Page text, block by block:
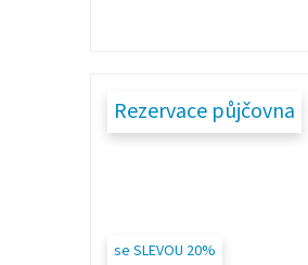
Rezervace půjčovna
se SLEVOU 20%